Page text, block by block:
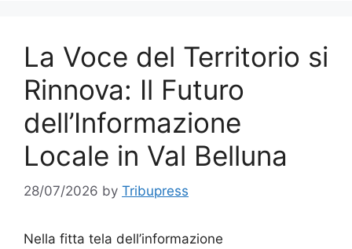
La Voce del Territorio si
Rinnova: Il Futuro
dell’Informazione
Locale in Val Belluna
28/07/2026 by Tribupress
Nella fitta tela dell’informazione